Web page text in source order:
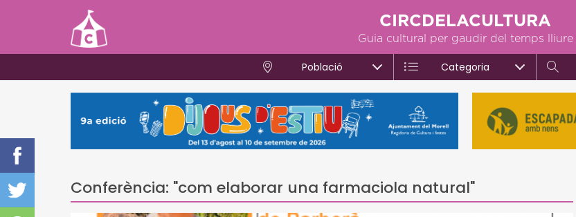
CIRCDELACULTURA
Guia cultural per gaudir del temps lliure
Població Categoria
Conferència: "com elaborar una farmaciola natural"